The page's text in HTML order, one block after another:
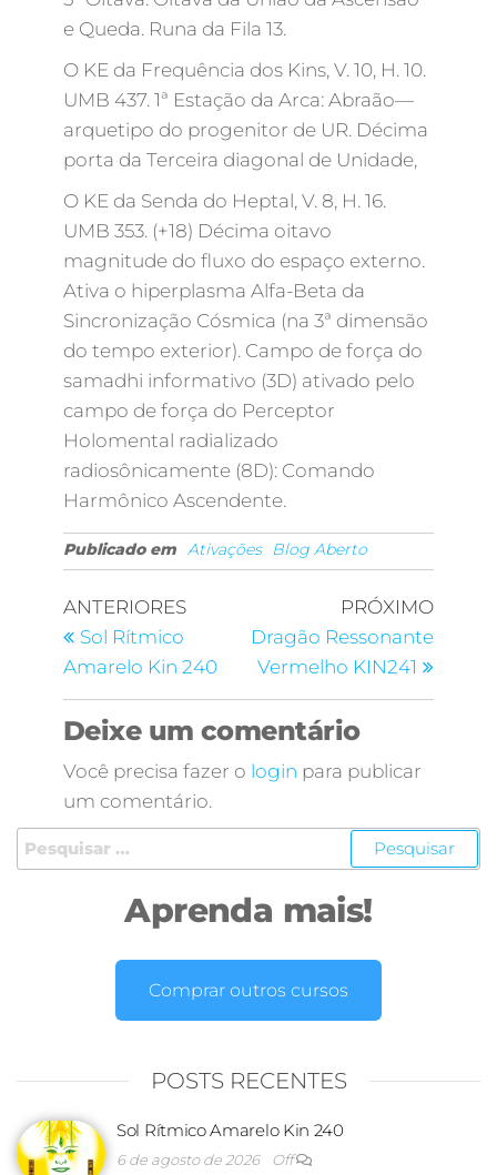
e Queda. Runa da Fila 13.
O KE da Frequência dos Kins, V. 10, H. 10.
UMB 437. 1ª Estação da Arca: Abraão—
arquetipo do progenitor de UR. Décima
porta da Terceira diagonal de Unidade,
O KE da Senda do Heptal, V. 8, H. 16.
UMB 353. (+18) Décima oitavo
magnitude do fluxo do espaço externo.
Ativa o hiperplasma Alfa-Beta da
Sincronização Cósmica (na 3ª dimensão
do tempo exterior). Campo de força do
samadhi informativo (3D) ativado pelo
campo de força do Perceptor
Holomental radializado
radiosônicamente (8D): Comando
Harmônico Ascendente.
Publicado em Ativações Blog Aberto
ANTERIORES
Sol Rítmico
Amarelo Kin 240
PRÓXIMO
Dragão Ressonante
Vermelho KIN241
Deixe um comentário
Você precisa fazer o login para publicar
um comentário.
Aprenda mais!
Comprar outros cursos
POSTS RECENTES
Sol Rítmico Amarelo Kin 240
6 de agosto de 2026 Off